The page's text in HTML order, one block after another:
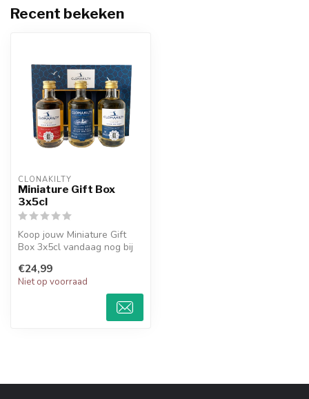
Recent bekeken
CLONAKILTY
Miniature Gift Box
3x5cl
Koop jouw Miniature Gift
Box 3x5cl vandaag nog bij
prijze...
€24,99
Niet op voorraad